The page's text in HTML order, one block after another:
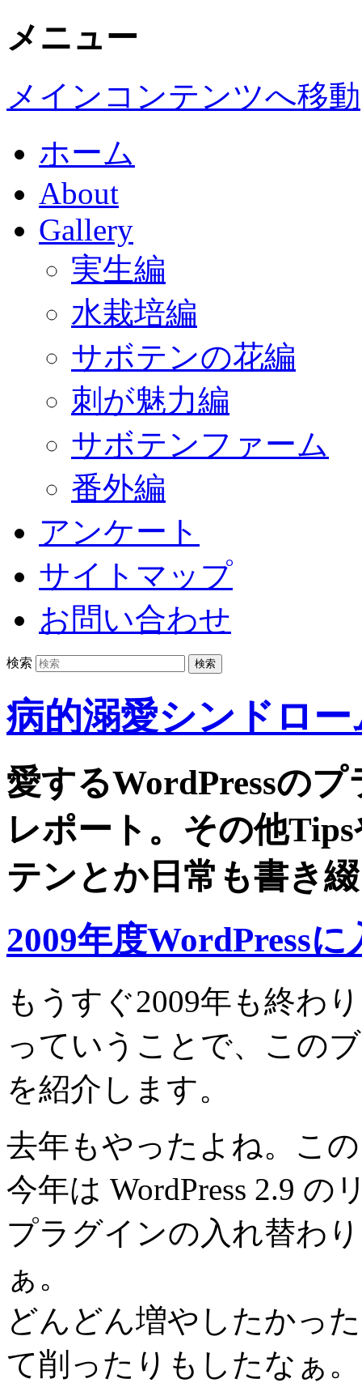
メニュー
メインコンテンツへ移動
ホーム
About
Gallery
実生編
水栽培編
サボテンの花編
刺が魅力編
サボテンファーム
番外編
アンケート
サイトマップ
お問い合わせ
検索
病的溺愛シンドロー
愛するWordPressの
レポート。その他
テンとか日常も書き
2009年度WordPress
もうすぐ2009年も終わ
っていうことで、この
を紹介します。
去年もやったよね。こ
今年は WordPress 2.9 の
プラグインの入れ替わ
ぁ。
どんどん増やしたかっ
て削ったりもしたなぁ。